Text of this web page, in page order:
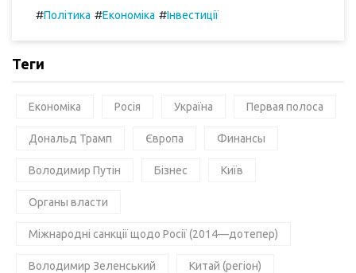
#Політика #Економіка #Інвестиції
Теги
Економіка Росія Україна Первая полоса
Дональд Трамп Європа Финансы
Володимир Путін Бізнес Київ
Органы власти
Міжнародні санкції щодо Росії (2014—дотепер)
Володимир Зеленський Китай (регіон)